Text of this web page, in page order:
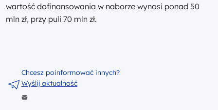
wartość dofinansowania w naborze wynosi ponad 50
mln zł, przy puli 70 mln zł.
Chcesz poinformować innych?
Wyślij aktualność